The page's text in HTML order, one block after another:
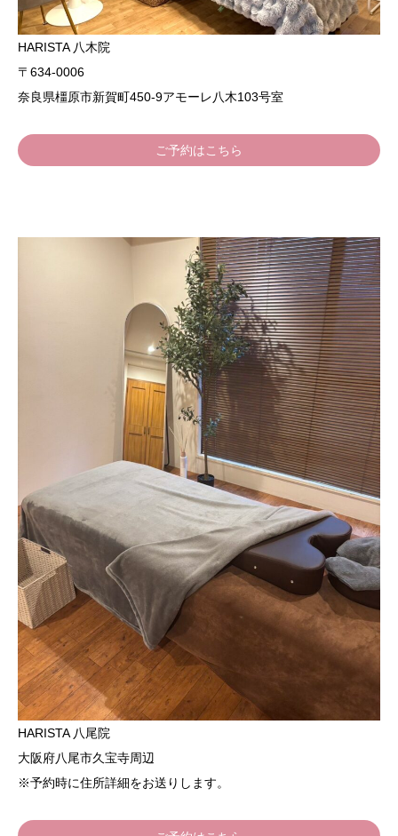
HARISTA 八木院
〒634-0006
奈良県橿原市新賀町450-9アモーレ八木103号室
ご予約はこちら
HARISTA 八尾院
大阪府八尾市久宝寺周辺
※予約時に住所詳細をお送りします。